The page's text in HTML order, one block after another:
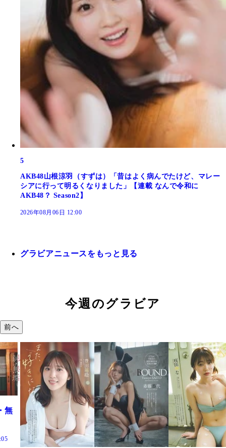
5
AKB48山根涼羽（すずは）「昔はよく病んでたけど、マレー
シアに行って明るくなりました」【連載 なんで令和に
AKB48？ Season2】
2026年08月06日 12:00
グラビアニュースをもっと見る
今週のグラビア
前へ